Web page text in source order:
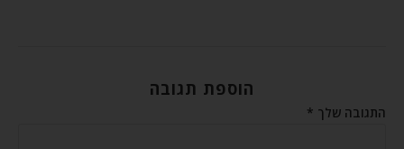
הוספת תגובה
התגובה שלך *